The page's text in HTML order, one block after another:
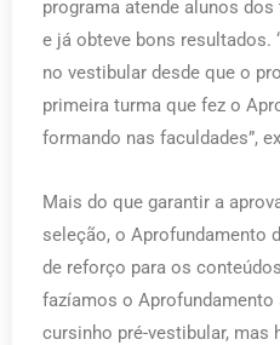
programa atende alunos
e já obteve bons resultados.
no vestibular desde que o
primeira turma que fez o
formando nas faculdades”,
Mais do que garantir a
seleção, o Aprofundamento
de reforço para os
fazíamos o Aprofundamento
cursinho pré-vestibular, mas